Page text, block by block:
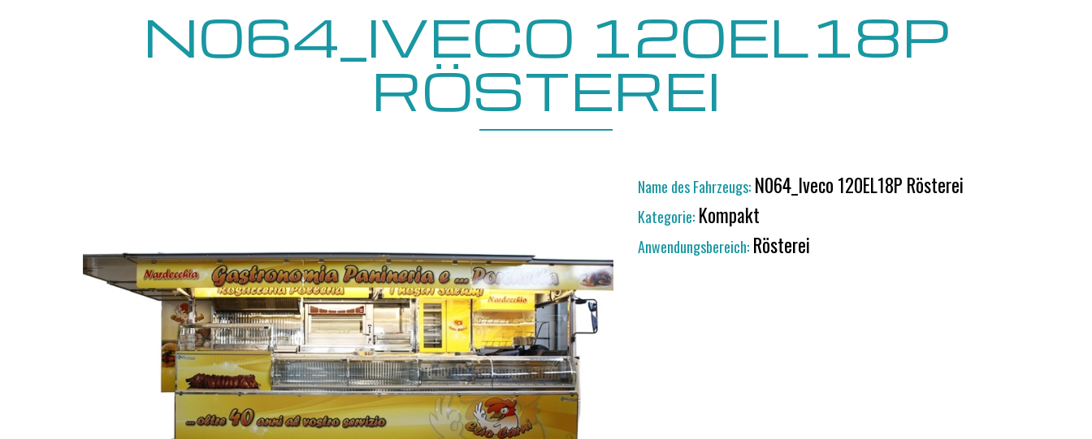
N064_IVECO 120EL18P
RÖSTEREI
Name des Fahrzeugs:N064_Iveco 120EL18P Rösterei
Kategorie:Kompakt
Anwendungsbereich:Rösterei